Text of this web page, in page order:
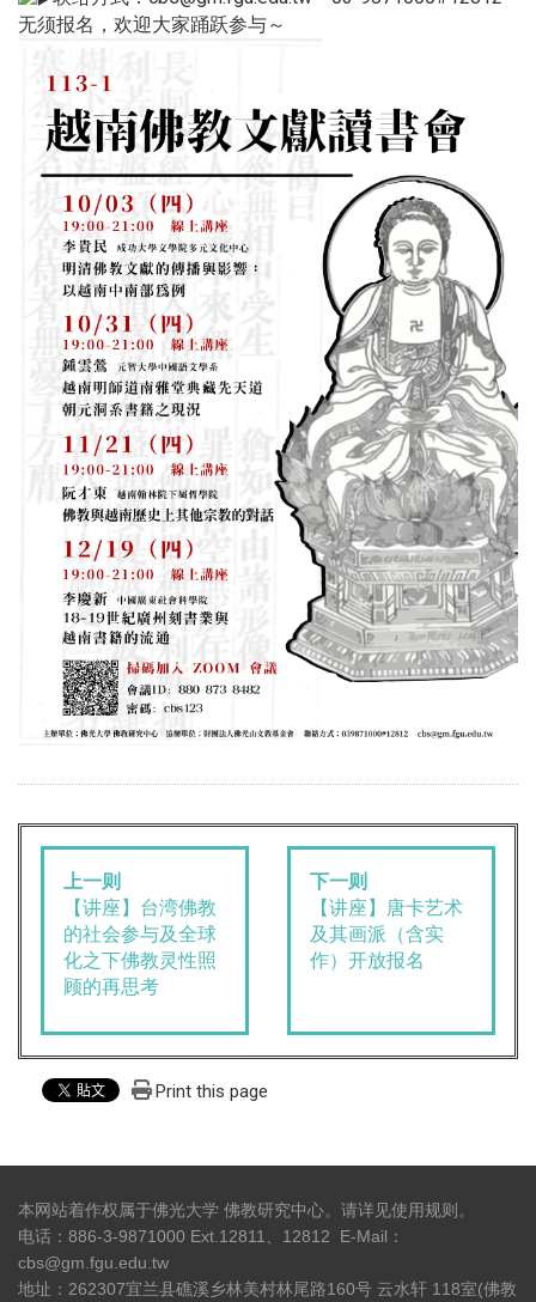
无须报名，欢迎大家踊跃参与～
上一则
【讲座】台湾佛教
的社会参与及全球
化之下佛教灵性照
顾的再思考
下一则
【讲座】唐卡艺术
及其画派（含实
作）开放报名
Print this page
本网站着作权属于佛光大学 佛教研究中心。请详见使用规则 。
电话：886-3-9871000 Ext.12811、12812 E-Mail：
cbs@gm.fgu.edu.tw
地址：262307宜兰县礁溪乡林美村林尾路160号 云水轩 118室(佛教